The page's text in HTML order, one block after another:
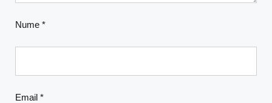
Nume *
Email *